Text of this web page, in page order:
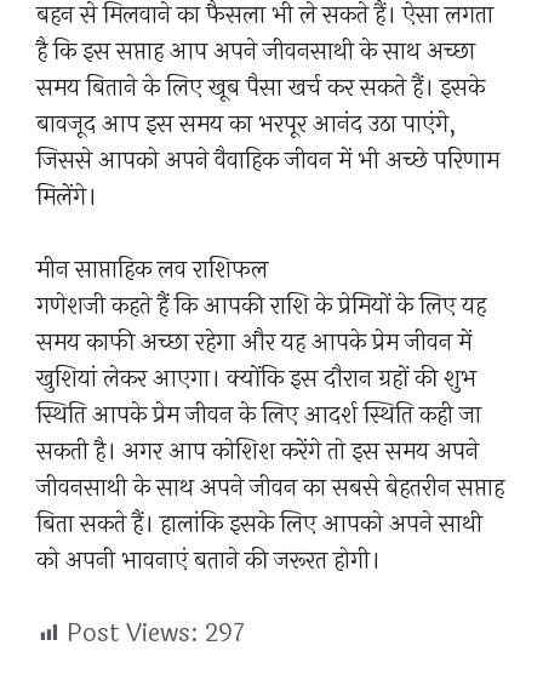
बहन से मिलवाने का फैसला भी ले सकते हैं। ऐसा लगता
है कि इस सप्ताह आप अपने जीवनसाथी के साथ अच्छा
समय बिताने के लिए खूब पैसा खर्च कर सकते हैं। इसके
बावजूद आप इस समय का भरपूर आनंद उठा पाएंगे,
जिससे आपको अपने वैवाहिक जीवन में भी अच्छे परिणाम
मिलेंगे।
मीन साप्ताहिक लव राशिफल
गणेशजी कहते हैं कि आपकी राशि के प्रेमियों के लिए यह
समय काफी अच्छा रहेगा और यह आपके प्रेम जीवन में
खुशियां लेकर आएगा। क्योंकि इस दौरान ग्रहों की शुभ
स्थिति आपके प्रेम जीवन के लिए आदर्श स्थिति कही जा
सकती है। अगर आप कोशिश करेंगे तो इस समय अपने
जीवनसाथी के साथ अपने जीवन का सबसे बेहतरीन सप्ताह
बिता सकते हैं। हालांकि इसके लिए आपको अपने साथी
को अपनी भावनाएं बताने की जरूरत होगी।
Post Views: 297